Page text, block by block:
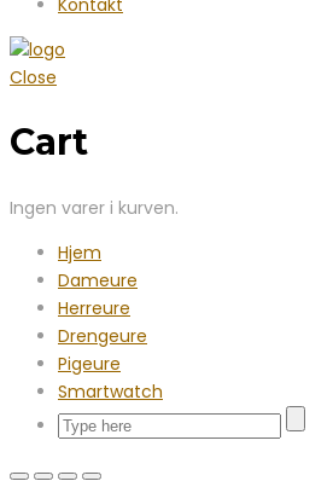
Close
Cart
Ingen varer i kurven.
Hjem
Dameure
Herreure
Drengeure
Pigeure
Smartwatch